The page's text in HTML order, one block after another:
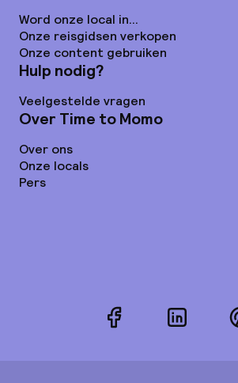
Word onze local in...
Onze reisgidsen verkopen
Onze content gebruiken
Hulp nodig?
Veelgestelde vragen
Over Time to Momo
Over ons
Onze locals
Pers
FacebookLinkedIn